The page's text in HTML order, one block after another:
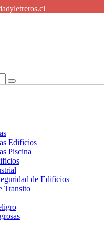
Edificios
Piscina
de Edificios
Transito